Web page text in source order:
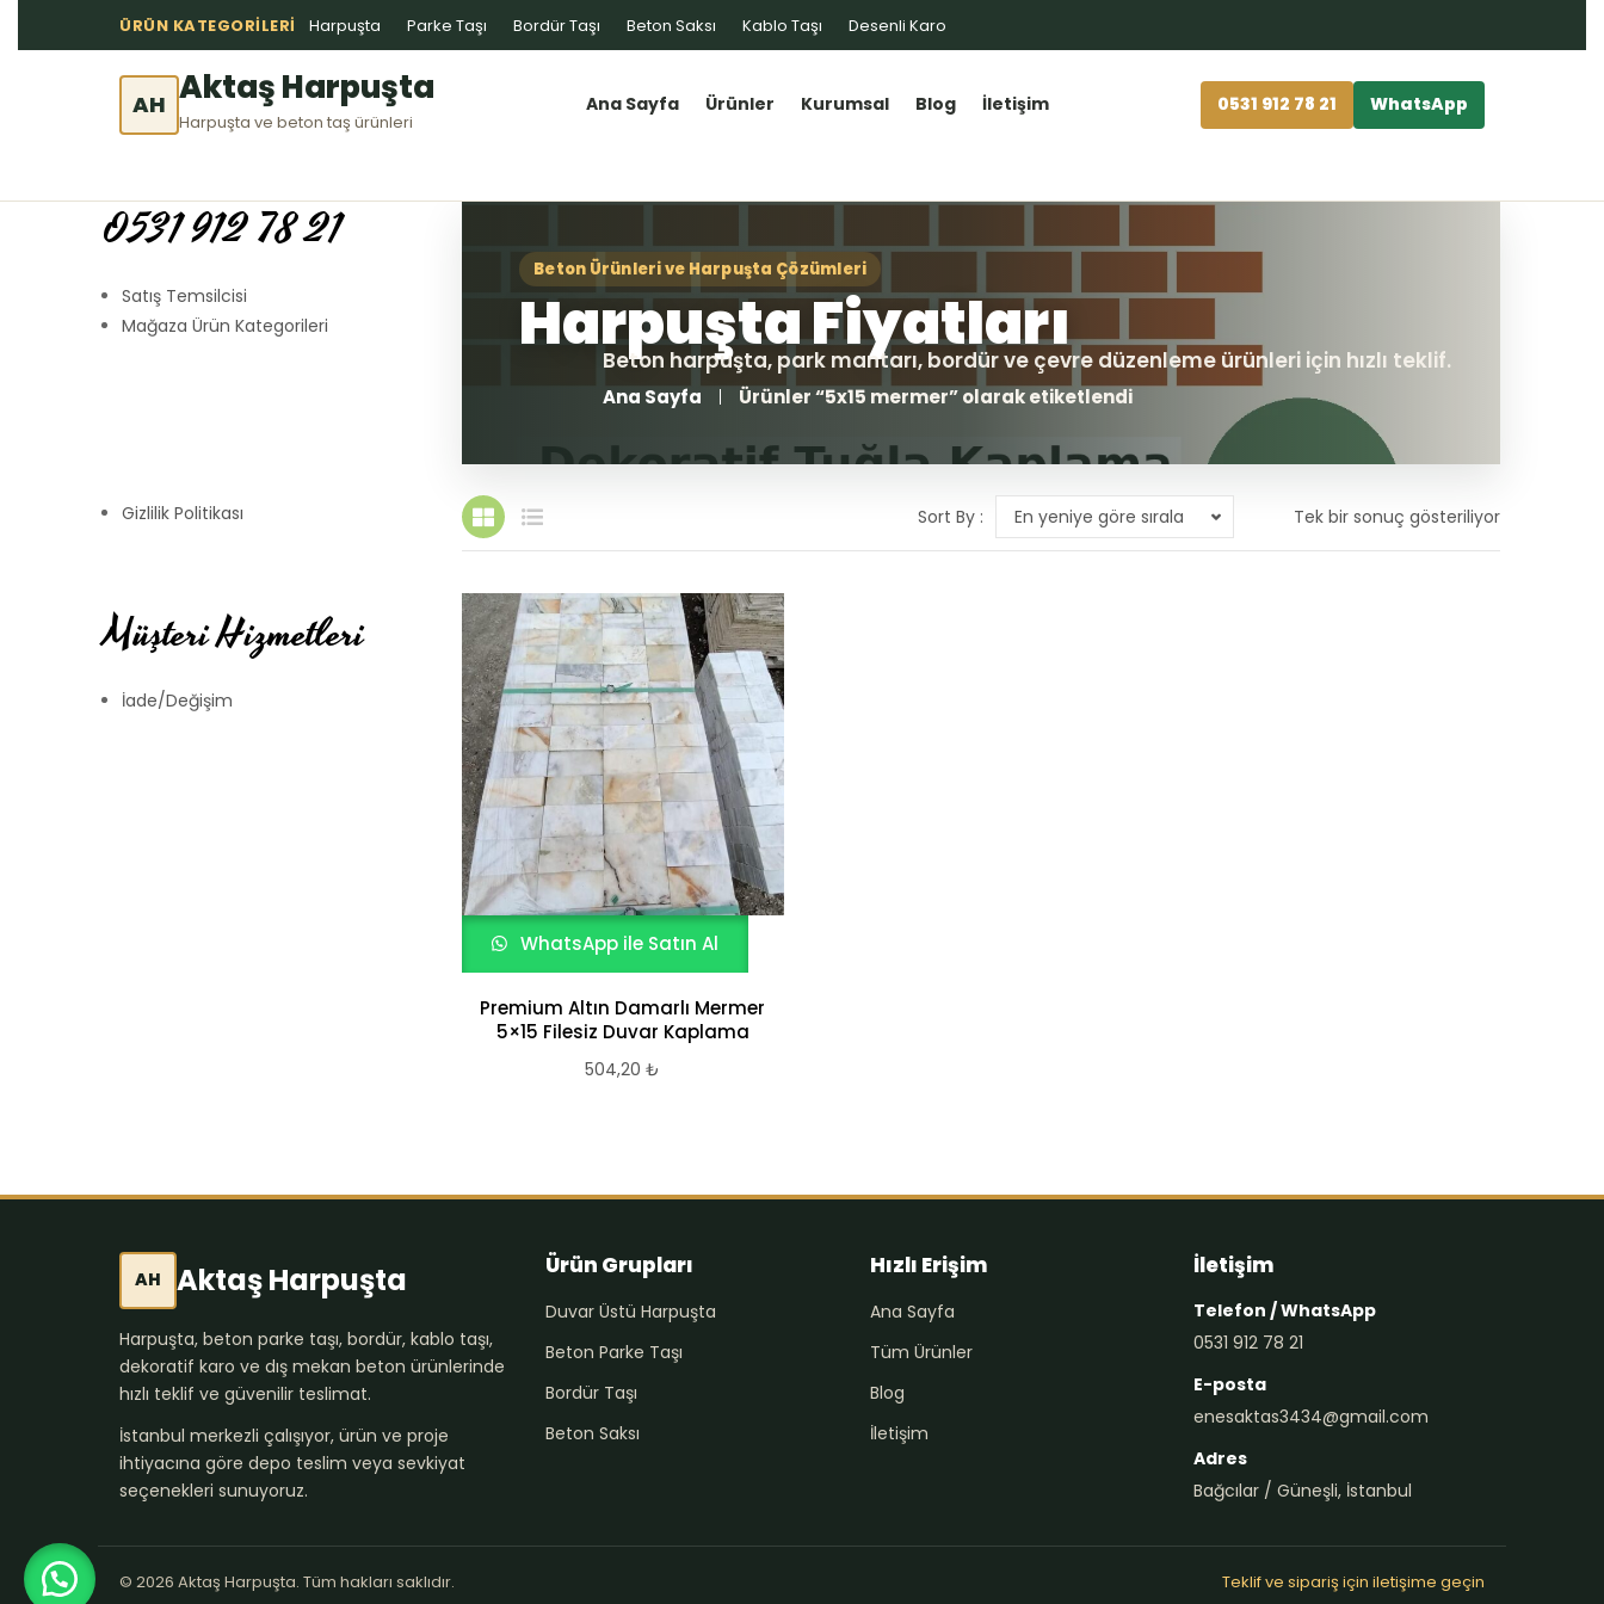
ÜRÜN KATEGORILERI Harpuşta Parke Taşı Bordür Taşı Beton Saksı Kablo Taşı Desenli Karo
AH Aktaş Harpuşta
Harpuşta ve beton taş ürünleri
Ana Sayfa Ürünler Kurumsal Blog İletişim 0531 912 78 21 WhatsApp
0531 912 78 21
Satış Temsilcisi
Mağaza Ürün Kategorileri
Gizlilik Politikası
Müşteri Hizmetleri
İade/Değişim
Ana Sayfa Ürünler “5x15 mermer” olarak etiketlendi
Tek bir sonuç gösteriliyor
Sort By : En yeniye göre sırala
WhatsApp ile Satın Al
Premium Altın Damarlı Mermer
5×15 Filesiz Duvar Kaplama
504,20₺
AH Aktaş Harpuşta
Harpuşta, beton parke taşı, bordür, kablo taşı,
dekoratif karo ve dış mekan beton ürünlerinde
hızlı teklif ve güvenilir teslimat.
İstanbul merkezli çalışıyor, ürün ve proje
ihtiyacına göre depo teslim veya sevkiyat
seçenekleri sunuyoruz.
Ürün Grupları
Duvar Üstü Harpuşta
Beton Parke Taşı
Bordür Taşı
Beton Saksı
Hızlı Erişim
Ana Sayfa
Tüm Ürünler
Blog
İletişim
İletişim
Telefon / WhatsApp
0531 912 78 21
E-posta
enesaktas3434@gmail.com
Adres
Bağcılar / Güneşli, İstanbul
© 2026 Aktaş Harpuşta. Tüm hakları saklıdır. Teklif ve sipariş için iletişime geçin